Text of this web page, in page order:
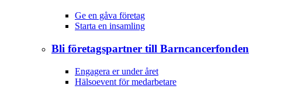
Ge en gåva företag
Starta en insamling
Bli företagspartner till Barncancerfonden
Engagera er under året
Hälsoevent för medarbetare